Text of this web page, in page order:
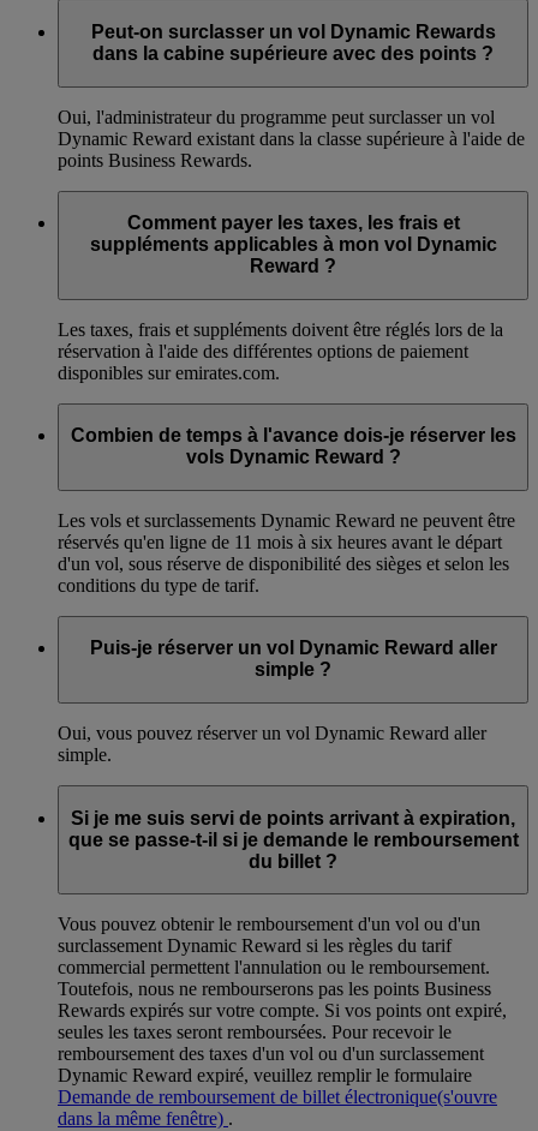
Peut-on surclasser un vol Dynamic Rewards
dans la cabine supérieure avec des points ?
Oui, l'administrateur du programme peut surclasser un vol
Dynamic Reward existant dans la classe supérieure à l'aide de
points Business Rewards.
Comment payer les taxes, les frais et
suppléments applicables à mon vol Dynamic
Reward ?
Les taxes, frais et suppléments doivent être réglés lors de la
réservation à l'aide des différentes options de paiement
disponibles sur emirates.com.
Combien de temps à l'avance dois-je réserver les
vols Dynamic Reward ?
Les vols et surclassements Dynamic Reward ne peuvent être
réservés qu'en ligne de 11 mois à six heures avant le départ
d'un vol, sous réserve de disponibilité des sièges et selon les
conditions du type de tarif.
Puis-je réserver un vol Dynamic Reward aller
simple ?
Oui, vous pouvez réserver un vol Dynamic Reward aller
simple.
Si je me suis servi de points arrivant à expiration,
que se passe-t-il si je demande le remboursement
du billet ?
Vous pouvez obtenir le remboursement d'un vol ou d'un
surclassement Dynamic Reward si les règles du tarif
commercial permettent l'annulation ou le remboursement.
Toutefois, nous ne rembourserons pas les points Business
Rewards expirés sur votre compte. Si vos points ont expiré,
seules les taxes seront remboursées. Pour recevoir le
remboursement des taxes d'un vol ou d'un surclassement
Dynamic Reward expiré, veuillez remplir le formulaire
Demande de remboursement de billet électronique(s'ouvre
dans la même fenêtre) .